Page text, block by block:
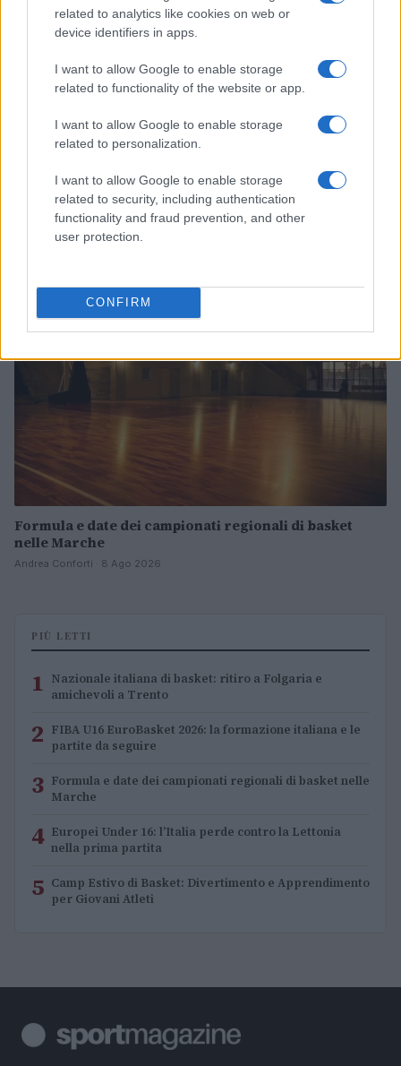
related to analytics like cookies on web or
device identifiers in apps.
I want to allow Google to enable storage
related to functionality of the website or app.
I want to allow Google to enable storage
related to personalization.
I want to allow Google to enable storage
related to security, including authentication
functionality and fraud prevention, and other
user protection.
CONFIRM
Pallacanestro Trieste: Abramo Canka firma un
accordo pluriennale
Francesca Lombardi · 8 Ago 2026
Formula e date dei campionati regionali di basket
nelle Marche
Andrea Conforti · 8 Ago 2026
PIÙ LETTI
1 Nazionale italiana di basket: ritiro a Folgaria e
amichevoli a Trento
2 FIBA U16 EuroBasket 2026: la formazione italiana e le
partite da seguire
3 Formula e date dei campionati regionali di basket nelle
Marche
4 Europei Under 16: l’Italia perde contro la Lettonia
nella prima partita
5 Camp Estivo di Basket: Divertimento e Apprendimento
per Giovani Atleti